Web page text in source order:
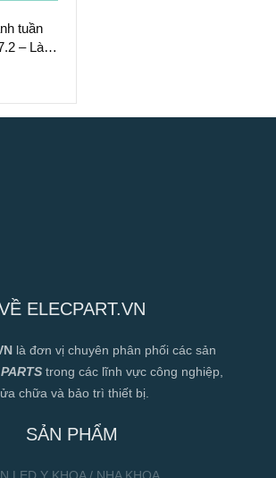
tuần
– Làm
ELECPART.VN
là đơn vị chuyên phân phối các sản
trong các lĩnh vực công nghiệp,
chữa và bảo trì thiết bị.
SẢN PHẨM
LED Y KHOA / NHA KHOA